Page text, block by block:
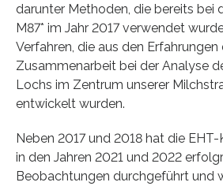
darunter Methoden, die bereits bei
M87* im Jahr 2017 verwendet
Verfahren, die aus den Erfahrungen
Zusammenarbeit bei der Analyse
Lochs im Zentrum unserer
entwickelt wurden.
Neben 2017 und 2018 hat die
in den Jahren 2021 und 2022
Beobachtungen durchgeführt und